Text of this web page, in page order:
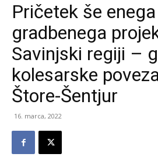
Pričetek še enega
gradbenega
Savinjski regiji –
kolesarske
Štore-Šentjur
16. marca, 2022